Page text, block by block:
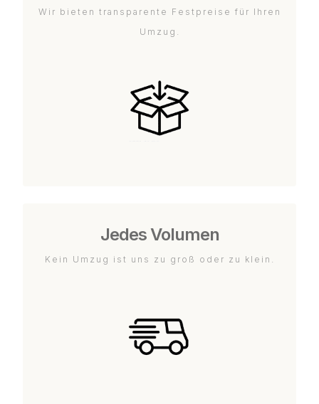
Wir bieten transparente Festpreise für Ihren
Umzug.
Jedes Volumen
Kein Umzug ist uns zu groß oder zu klein.